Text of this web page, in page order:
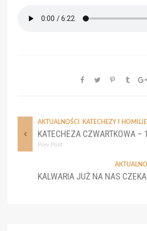
AKTUALNOŚCI KATECHEZY I HOMILIE
Prev Post